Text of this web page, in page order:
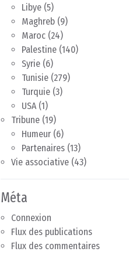
Libye (5)
Maghreb (9)
Maroc (24)
Palestine (140)
Syrie (6)
Tunisie (279)
Turquie (3)
USA(1)
Tribune (19)
Humeur (6)
Partenaires (13)
Vie associative (43)
Méta
Connexion
Flux des publications
Flux des commentaires